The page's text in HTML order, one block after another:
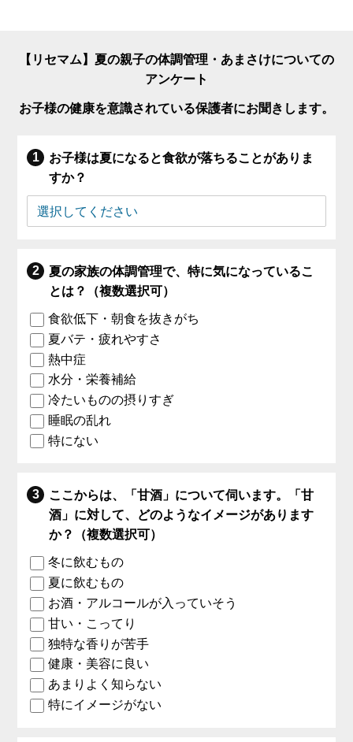
【リセマム】夏の親子の体調管理・あまさけについての
アンケート
お子様の健康を意識されている保護者にお聞きします。
お子様は夏になると食欲が落ちることがありま
すか？
夏の家族の体調管理で、特に気になっているこ
とは？（複数選択可）
食欲低下・朝食を抜きがち
夏バテ・疲れやすさ
熱中症
水分・栄養補給
冷たいものの摂りすぎ
睡眠の乱れ
特にない
ここからは、「甘酒」について伺います。「甘
酒」に対して、どのようなイメージがあります
か？（複数選択可）
冬に飲むもの
夏に飲むもの
お酒・アルコールが入っていそう
甘い・こってり
独特な香りが苦手
健康・美容に良い
あまりよく知らない
特にイメージがない